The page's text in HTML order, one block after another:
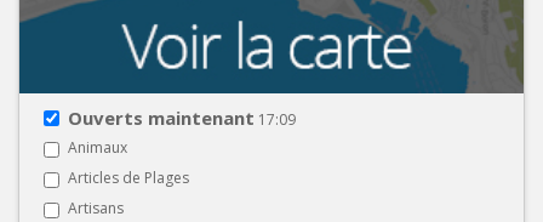
Ouverts maintenant 17:09
Animaux
Articles de Plages
Artisans